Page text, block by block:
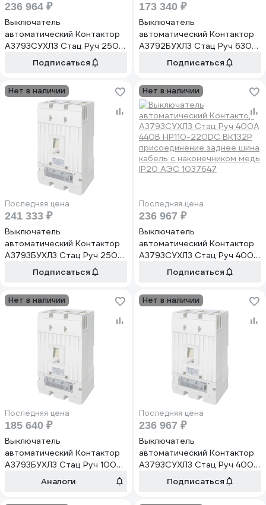
236 964 ₽
Выключатель
автоматический Контактор
А3793СУХЛ3 Стац Руч 250А
440В НР110-440AC ВК1З2Р
ВКС2З2Р присоединение
наконечником медь IP20
АЭС 1046644
Подписаться
173 340 ₽
Выключатель
автоматический Контактор
А3792БУХЛ3 Стац Руч 630А
660В 4000А НР110-440AC
РНН240AC ВК1З2Р
кабель с наконечником медь
IP20 1045789
Подписаться
Нет в наличии
Последняя цена
241 333 ₽
Выключатель
автоматический Контактор
А3793БУХЛ3 Стац Руч 250А
440В 2400А НР110-220DC
ВК1З2Р присоединение
наконечником медь IP20
АЭС 1037655
Подписаться
Нет в наличии
Последняя цена
236 967 ₽
Выключатель
автоматический Контактор
А3793СУХЛ3 Стац Руч 400А
440В НР110-220DC ВК1З2Р
присоединение заднее шина
IP20 АЭС 1037647
Подписаться
Нет в наличии
Последняя цена
185 640 ₽
Выключатель
автоматический Контактор
А3793БУХЛ3 Стац Руч 100А
440В 2400А НР110-220DC
Аналоги
Нет в наличии
Последняя цена
236 967 ₽
Выключатель
автоматический Контактор
А3793СУХЛ3 Стац Руч 400А
440В АЭС НР110-220DC
ВК1З2Р присоединение
Подписаться